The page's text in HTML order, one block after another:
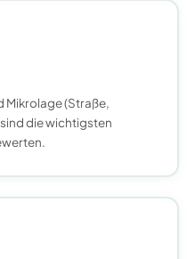
Mikrolage (Straße,
die wichtigsten